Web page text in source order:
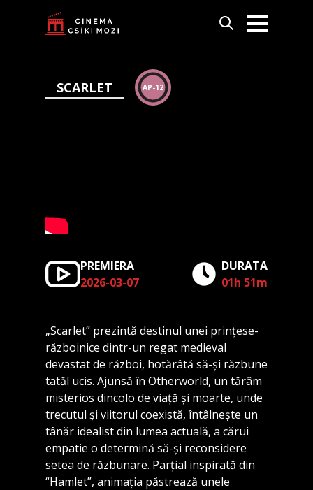
SCARLET AP-12
PREMIERA
2026-03-07
DURATA
01h 51m
„Scarlet” prezintă destinul unei prințese-
războinice dintr-un regat medieval
devastat de război, hotărâtă să-și răzbune
tatăl ucis. Ajunsă în Otherworld, un tărâm
misterios dincolo de viață și moarte, unde
trecutul și viitorul coexistă, întâlnește un
tânăr idealist din lumea actuală, a cărui
empatie o determină să-și reconsidere
setea de răzbunare. Parțial inspirată din
“Hamlet”, animația păstrează unele